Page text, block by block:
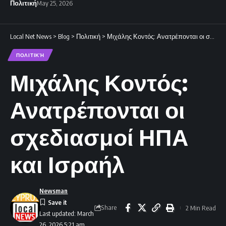
ΠολιτικήMay 25, 2026
Local Net News > Blog > Πολιτική > Μιχάλης Κοντός: Ανατρέπονται οι σχεδιασμοί ΗΠΑ και Ισραήλ
ΠΟΛΙΤΙΚΉ
Μιχάλης Κοντός:
Ανατρέπονται οι
σχεδιασμοί ΗΠΑ
και Ισραήλ
Last updated: March
Newsman
Share 2 Min Read